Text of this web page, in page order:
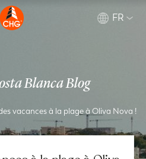
FR
Blanca Blog
vacances à la plage à Oliva Nova !